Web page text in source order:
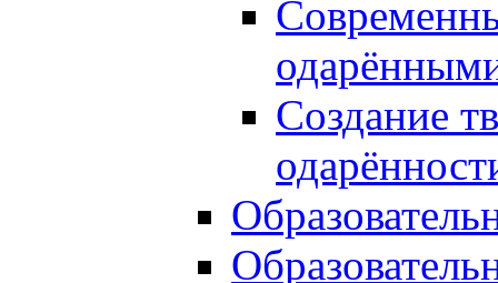
Создание